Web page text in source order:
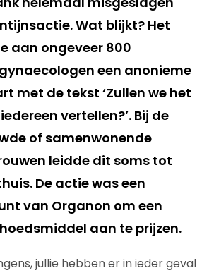
Wat blijkt? Het
aan ongeveer 800
een anonieme
met de tekst ‘Zullen we het
vertellen?’. Bij de
of samenwonende
leidde dit soms tot
De actie was een
van Organon om een
aan te prijzen.
jullie hebben er in ieder geval